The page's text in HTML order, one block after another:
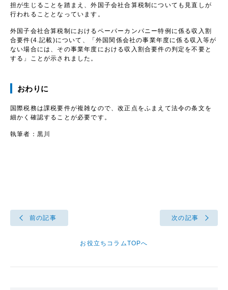
担が生じることを踏まえ、外国子会社合算税制についても見直しが
行われることとなっています。
外国子会社合算税制におけるペーパーカンパニー特例に係る収入割
合要件(4.記載)について、「外国関係会社の事業年度に係る収入等が
ない場合には、その事業年度における収入割合要件の判定を不要と
する」ことが示されました。
おわりに
国際税務は課税要件が複雑なので、改正点をふまえて法令の条文を
細かく確認することが必要です。
執筆者：黒川
前の記事
お役立ちコラムTOPへ
次の記事